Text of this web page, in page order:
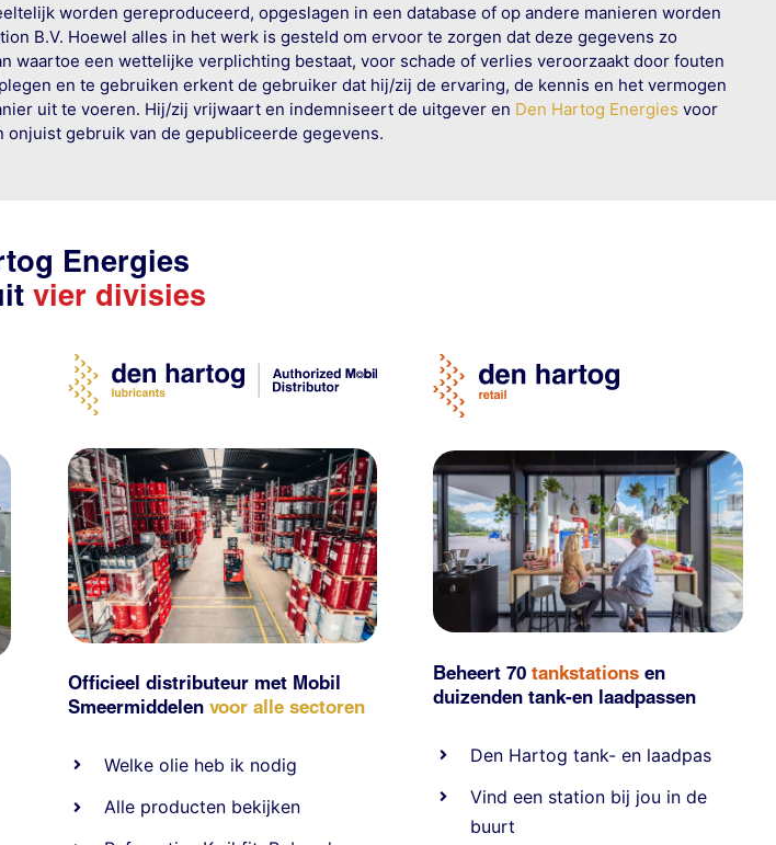
worden gereproduceerd, opgeslagen in een database of op andere manieren worden
B.V. Hoewel alles in het werk is gesteld om ervoor te zorgen dat deze gegevens zo
waartoe een wettelijke verplichting bestaat, voor schade of verlies veroorzaakt door fouten
en te gebruiken erkent de gebruiker dat hij/zij de ervaring, de kennis en het vermogen
uit te voeren. Hij/zij vrijwaart en indemniseert de uitgever en Den Hartog Energies voor
gebruik van de gepubliceerde gegevens.
Energies
vier divisies
Officieel distributeur met Mobil
Smeermiddelen voor alle sectoren
Welke olie heb ik nodig
Alle producten bekijken
Beheert 70tankstationsen
duizendentank-en laadpassen
Den Hartog tank- en laadpas
Vind een station bij jou in de
buurt